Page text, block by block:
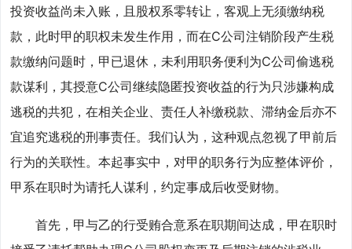
投资收益尚未入账，且股权系零转让，客观上无须缴纳税
款，此时甲的职权未发生作用，而在C公司注销阶段产生税
款缴纳问题时，甲已退休，未利用职务便利为C公司偷逃税
款谋利，其授意C公司继续隐匿投资收益的行为只涉嫌构成
逃税的共犯，在相关企业、责任人补缴税款、滞纳金后亦不
宜追究逃税的刑事责任。我们认为，这种观点忽视了甲前后
行为的关联性。本起事实中，对甲的职务行为应整体评价，
甲系在职时为请托人谋利，约定事成后收受财物。
首先，甲与乙的行受贿合意系在职期间达成，甲在职时